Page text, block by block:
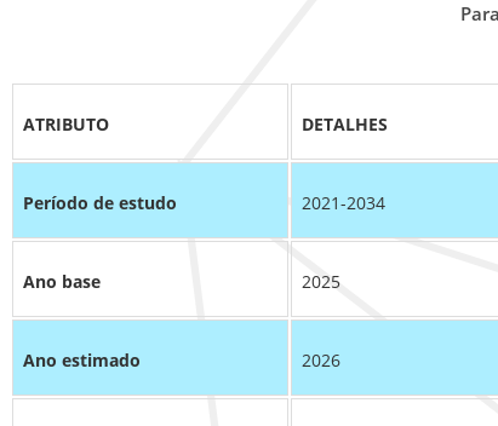
ATRIBUTO DETALHES
Período de estudo 2021-2034
Ano base 2025
Ano estimado 2026